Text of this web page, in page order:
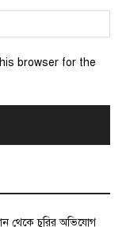
browser for the
থেকে চুরির অভিযোগ